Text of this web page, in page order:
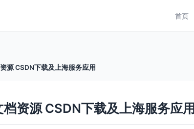
首页
源 CSDN下载及上海服务应用
资源 CSDN下载及上海服务应用